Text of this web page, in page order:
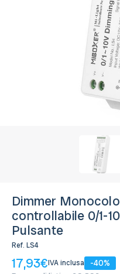
Dimmer
controllabile 0/1-
Pulsante
Ref. LS4
17,93€IVA inclusa
-40%
Disponibile, Spedito in